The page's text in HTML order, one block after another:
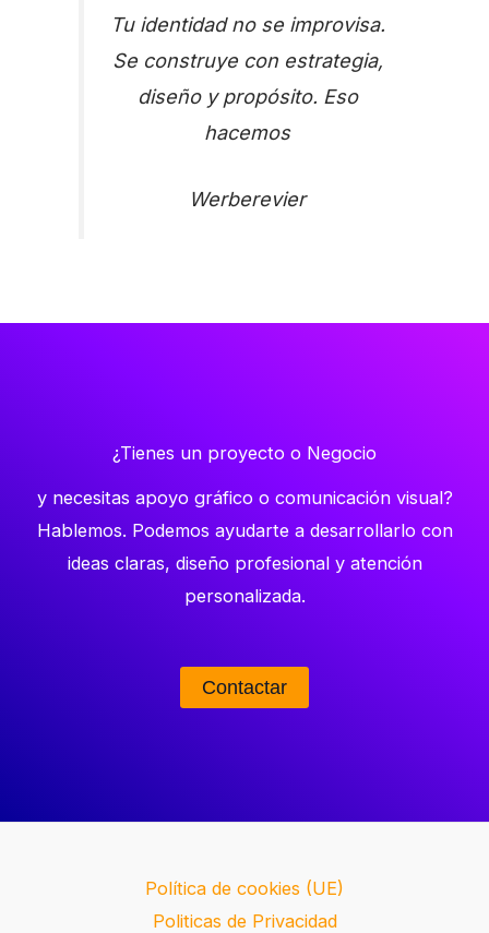
Tu identidad no se improvisa.
Se construye con estrategia,
diseño y propósito. Eso
hacemos
Werberevier
¿Tienes un proyecto o Negocio
y necesitas apoyo gráfico o comunicación visual?
Hablemos. Podemos ayudarte a desarrollarlo con
ideas claras, diseño profesional y atención
personalizada.
Contactar
Política de cookies (UE)
Politicas de Privacidad